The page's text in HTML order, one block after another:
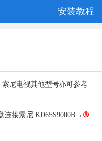
安装教程
索尼电视其他型号亦可参考
连接索尼 KD65S9000B→ ③